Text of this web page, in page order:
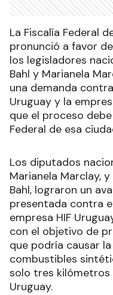
La Fiscalía Federal
pronunció a favor
los legisladores
Bahl y Marianela
una demanda
Uruguay y la
que el proceso
Federal de esa
Los diputados
Marianela Marclay,
Bahl, lograron un
presentada contra
empresa HIF
con el objetivo de
que podría causar
combustibles
solo tres kilómetros
Uruguay.